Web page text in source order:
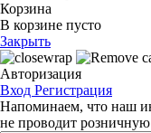
Корзина
В корзине пусто
Закрыть
Авторизация
Вход Регистрация
Напоминаем, что наш
не проводит